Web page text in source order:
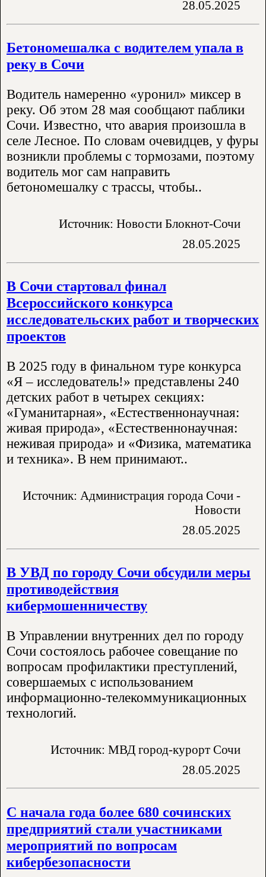
28.05.2025
Бетономешалка с водителем упала в
реку в Сочи
Водитель намеренно «уронил» миксер в
реку. Об этом 28 мая сообщают паблики
Сочи. Известно, что авария произошла в
селе Лесное. По словам очевидцев, у фуры
возникли проблемы с тормозами, поэтому
водитель мог сам направить
бетономешалку с трассы, чтобы..
Источник: Новости Блокнот-Сочи
28.05.2025
В Сочи стартовал финал
Всероссийского конкурса
исследовательских работ и творческих
проектов
В 2025 году в финальном туре конкурса
«Я – исследователь!» представлены 240
детских работ в четырех секциях:
«Гуманитарная», «Естественнонаучная:
живая природа», «Естественнонаучная:
неживая природа» и «Физика, математика
и техника». В нем принимают..
Источник: Администрация города Сочи -
Новости
28.05.2025
В УВД по городу Сочи обсудили меры
противодействия
кибермошенничеству
В Управлении внутренних дел по городу
Сочи состоялось рабочее совещание по
вопросам профилактики преступлений,
совершаемых с использованием
информационно-телекоммуникационных
технологий.
Источник: МВД город-курорт Сочи
28.05.2025
С начала года более 680 сочинских
предприятий стали участниками
мероприятий по вопросам
кибербезопасности